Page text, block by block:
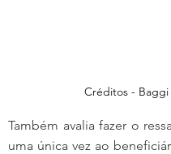
Créditos - Baggi
Também avalia fazer o
uma única vez ao